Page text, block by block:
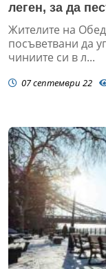
леген, за да
Жителите на
посъветвани да
чиниите си в л...
07 септември 22